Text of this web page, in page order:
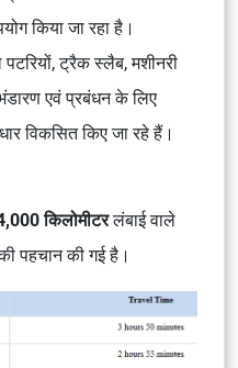
किया जा रहा है।
पटरियों, ट्रैक स्लैब, मशीनरी
एवं प्रबंधन के लिए
विकसित किए जा रहे हैं।
किलोमीटरलंबाई वाले
पहचान की गई है।